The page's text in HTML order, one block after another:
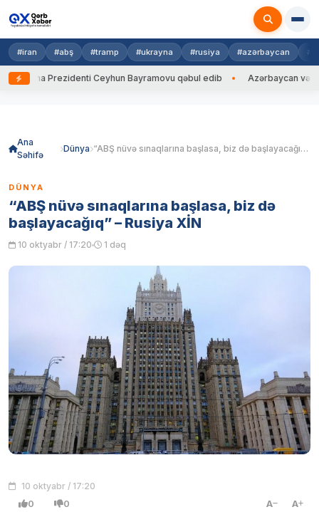
#iran #abş #tramp #ukrayna #rusiya #azərbaycan
Prezidenti Ceyhun Bayramovu qəbul edib Azərbaycan və
Ana
Səhifə
Dünya “ABŞ nüvə sınaqlarına başlasa, biz də başlayacağıq” – Rusiya XİN
DÜNYA
“ABŞ nüvə sınaqlarına başlasa, biz də
başlayacağıq” – Rusiya XİN
10 oktyabr / 17:20 1 dəq
10 oktyabr / 17:20
0 0 A A